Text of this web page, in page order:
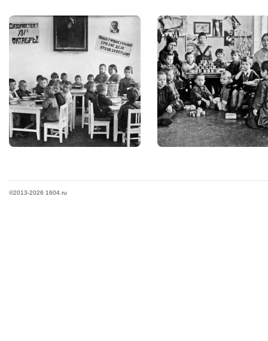
©2013-2026 1604.ru